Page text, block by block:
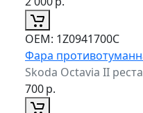
ОЕМ: 1Z0941700C
Фара
Skoda Octavia II
700р.